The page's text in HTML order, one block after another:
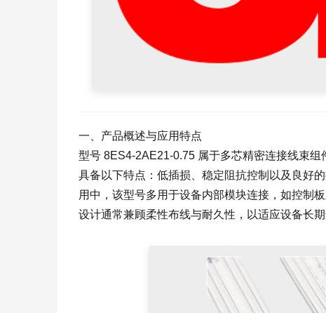
一、产品概述与应用特点
型号 8ES4-2AE21-0.75 属于多芯精密连接线束
具备以下特点：低插损、稳定阻抗控制以及良好
用中，该型号多用于设备内部模块连接，如控制
设计通常兼顾柔性布线与耐久性，以适应设备长